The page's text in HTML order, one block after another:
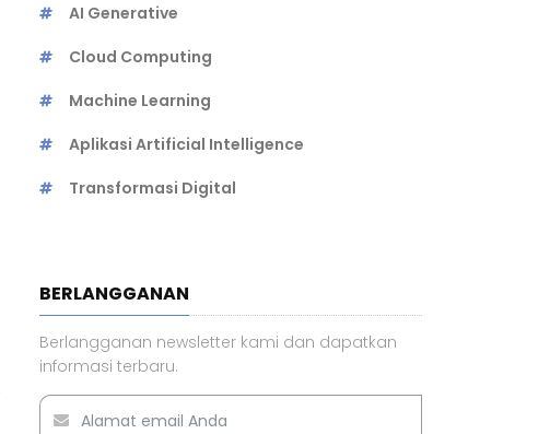
AI Generative
Cloud Computing
Machine Learning
Aplikasi Artificial Intelligence
Transformasi Digital
BERLANGGANAN
Berlangganan newsletter kami dan dapatkan
informasi terbaru.